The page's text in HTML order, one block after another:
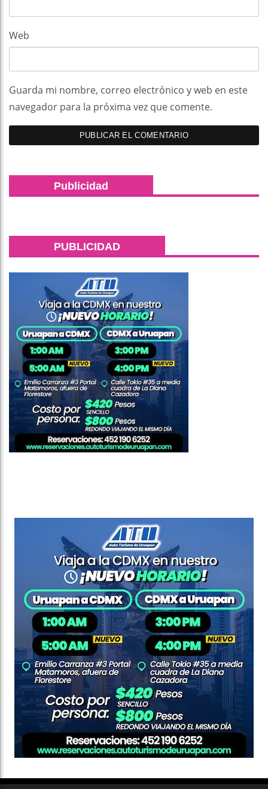
Web
Guarda mi nombre, correo electrónico y web en este
navegador para la próxima vez que comente.
Publicidad
PUBLICIDAD